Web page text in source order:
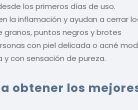
los primeros días de uso.
la inflamación y ayudan a cerrar
granos, puntos negros y brotes
con piel delicada o acné
con sensación de pureza.
obtener los